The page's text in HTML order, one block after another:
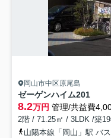
岡山市中区原尾島
ゼーゲンハイム201
8.2万円 管理/共益費
2階 / 71.25㎡ / 3LDK /築
山陽本線「岡山」駅 バ